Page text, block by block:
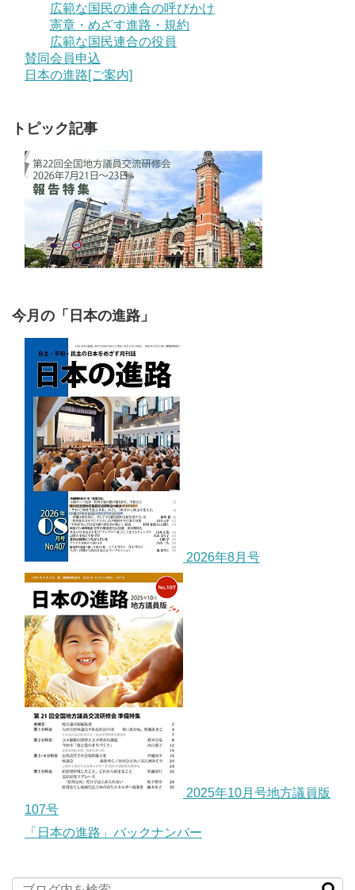
広範な国民の連合の呼びかけ
憲章・めざす進路・規約
広範な国民連合の役員
賛同会員申込
日本の進路[ご案内]
トピック記事
今月の「日本の進路」
2026年8月号
2025年10月号地方議員版
107号
「日本の進路」バックナンバー